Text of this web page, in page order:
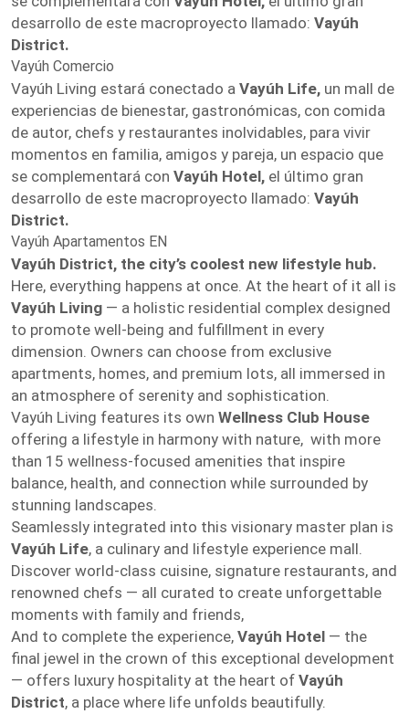
desarrollo de este macroproyecto llamado: Vayúh
District.
Vayúh Comercio
Vayúh Living estará conectado a Vayúh Life, un mall de
experiencias de bienestar, gastronómicas, con comida
de autor, chefs y restaurantes inolvidables, para vivir
momentos en familia, amigos y pareja, un espacio que
se complementará con Vayúh Hotel, el último gran
desarrollo de este macroproyecto llamado: Vayúh
District.
Vayúh Apartamentos EN
Vayúh District, the city’s coolest new lifestyle hub.
Here, everything happens at once. At the heart of it all is
Vayúh Living — a holistic residential complex designed
to promote well-being and fulfillment in every
dimension. Owners can choose from exclusive
apartments, homes, and premium lots, all immersed in
an atmosphere of serenity and sophistication.
Vayúh Living features its own Wellness Club House
offering a lifestyle in harmony with nature, with more
than 15 wellness-focused amenities that inspire
balance, health, and connection while surrounded by
stunning landscapes.
Seamlessly integrated into this visionary master plan is
Vayúh Life, a culinary and lifestyle experience mall.
Discover world-class cuisine, signature restaurants, and
renowned chefs — all curated to create unforgettable
moments with family and friends,
And to complete the experience, Vayúh Hotel — the
final jewel in the crown of this exceptional development
— offers luxury hospitality at the heart of Vayúh
District, a place where life unfolds beautifully.